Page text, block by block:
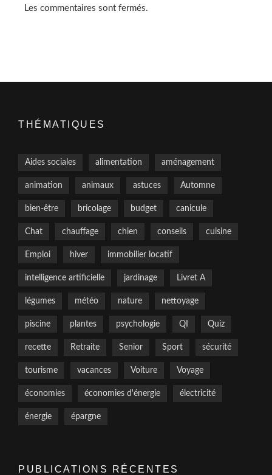
Les commentaires sont fermés.
THÉMATIQUES
Aides sociales alimentation aménagement
animation animaux astuces Automne
bien-être bricolage budget canicule
Chat chauffage chien conseils cuisine
Emploi hiver immobilier locatif
intelligence artificielle jardinage Livret A
légumes météo nature nettoyage
piscine plantes psychologie QI Quiz
recette Retraite Senior Sport sécurité
tourisme vacances Voiture Voyage
économies économies d'énergie électricité
énergie épargne
PUBLICATIONS RÉCENTES